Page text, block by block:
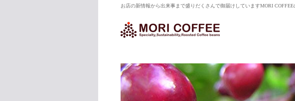
お店の新情報から出来事まで盛りだくさんで御届けしていますMORI COFFEE